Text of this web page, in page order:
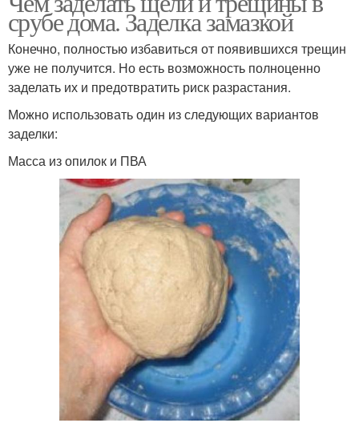
срубе дома. Заделка замазкой
Конечно, полностью избавиться от появившихся трещин
уже не получится. Но есть возможность полноценно
заделать их и предотвратить риск разрастания.
Можно использовать один из следующих вариантов
заделки:
Масса из опилок и ПВА